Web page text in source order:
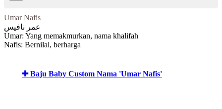
Umar Nafis
عمر نافيس
Umar: Yang memakmurkan, nama khalifah
Nafis: Bernilai, berharga
✚ Baju Baby Custom Nama 'Umar Nafis'